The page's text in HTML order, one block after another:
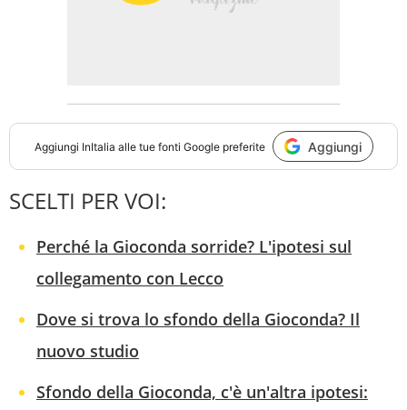
Aggiungi InItalia alle tue fonti Google preferite Aggiungi
SCELTI PER VOI:
Perché la Gioconda sorride? L'ipotesi sul
collegamento con Lecco
Dove si trova lo sfondo della Gioconda? Il
nuovo studio
Sfondo della Gioconda, c'è un'altra ipotesi: